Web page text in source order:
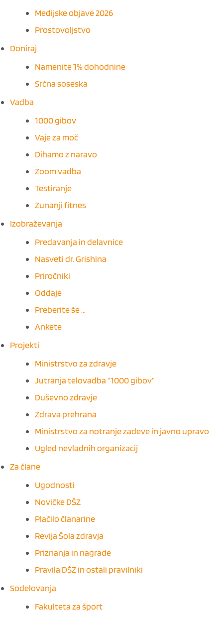
Medijske objave 2026
Prostovoljstvo
Doniraj
Namenite 1% dohodnine
Srčna soseska
Vadba
1000 gibov
Vaje za moč
Dihamo z naravo
Zoom vadba
Testiranje
Zunanji fitnes
Izobraževanja
Predavanja in delavnice
Nasveti dr. Grishina
Priročniki
Oddaje
Preberite še …
Ankete
Projekti
Ministrstvo za zdravje
Jutranja telovadba “1000 gibov”
Duševno zdravje
Zdrava prehrana
Ministrstvo za notranje zadeve in javno upravo
Ugled nevladnih organizacij
Za člane
Ugodnosti
Novičke DŠZ
Plačilo članarine
Revija Šola zdravja
Priznanja in nagrade
Pravila DŠZ in ostali pravilniki
Sodelovanja
Fakulteta za šport